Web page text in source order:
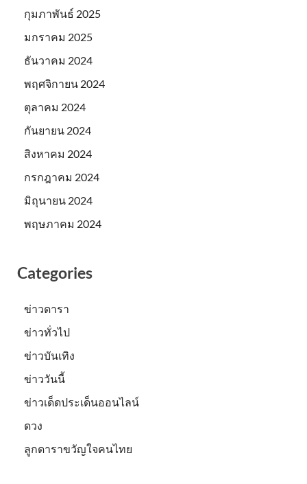
กุมภาพันธ์ 2025
มกราคม 2025
ธันวาคม 2024
พฤศจิกายน 2024
ตุลาคม 2024
กันยายน 2024
สิงหาคม 2024
กรกฎาคม 2024
มิถุนายน 2024
พฤษภาคม 2024
Categories
ข่าวดารา
ข่าวทั่วไป
ข่าวบันเทิง
ข่าววันนี้
ข่าวเด็ดประเด็นออนไลน์
ดวง
ลูกดาราขวัญใจคนไทย